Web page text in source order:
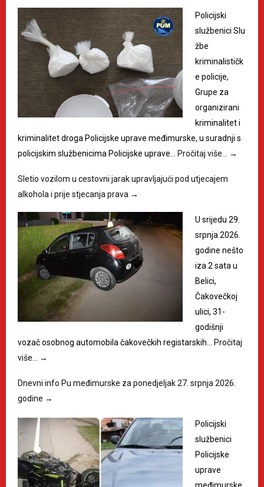
Policijski
službenici Slu
žbe
kriminalističk
e policije,
Grupe za
organizirani
kriminalitet i
kriminalitet droga Policijske uprave međimurske, u suradnji s
policijskim službenicima Policijske uprave…
Pročitaj više… →
Sletio vozilom u cestovni jarak upravljajući pod utjecajem
alkohola i prije stjecanja prava →
U srijedu 29.
srpnja 2026.
godine nešto
iza 2 sata u
Belici,
Čakovečkoj
ulici, 31-
godišnji
vozač osobnog automobila čakovečkih registarskih…
Pročitaj
više…
→
Dnevni info Pu međimurske za ponedjeljak 27. srpnja 2026.
godine →
Policijski
službenici
Policijske
uprave
međimurske